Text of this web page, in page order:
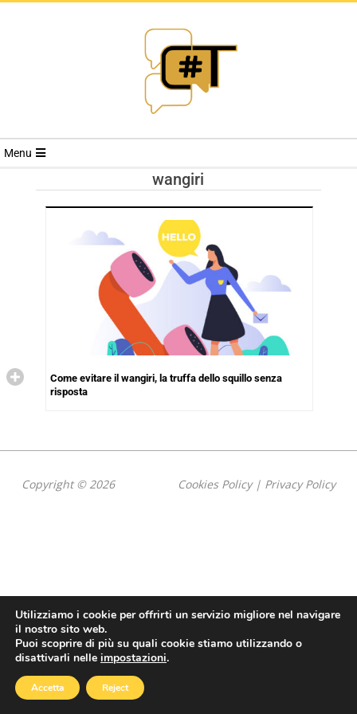
RIVISTA
TRENDS
Menu
wangiri
Come evitare il wangiri, la truffa dello squillo senza
risposta
Copyright © 2026 Cookies Policy| Privacy Policy
Utilizziamo i cookie per offrirti un servizio migliore nel navigare
il nostro sito web.
Puoi scoprire di più su quali cookie stiamo utilizzando o
disattivarli nelle impostazioni.
Accetta Reject